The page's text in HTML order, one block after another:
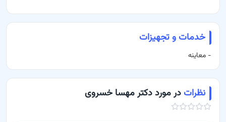
خدمات و تجهیزات
- معاینه
نظرات در مورد دکتر مهسا خسروی